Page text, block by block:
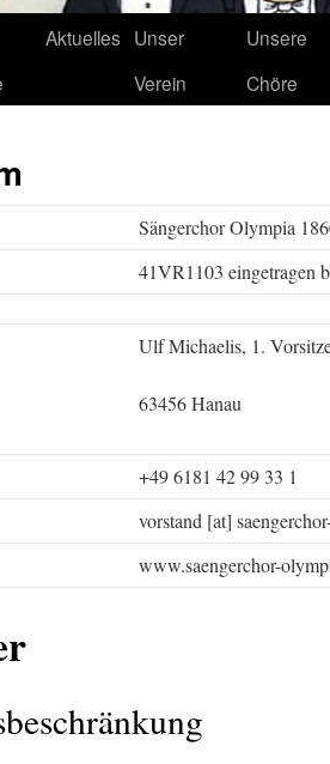
Aktuelles Unser
Verein
Unsere
Chöre
Sängerchor Olympia
41VR1103 eingetragen
Ulf Michaelis, 1.
63456 Hanau
+49 6181 42 99 33 1
vorstand [at]
www.saengerchor-